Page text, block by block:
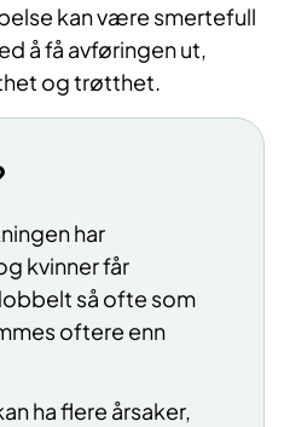
kan være smertefull
å få avføringen ut,
og trøtthet.
har
kvinner får
så ofte som
oftere enn
ha flere årsaker,